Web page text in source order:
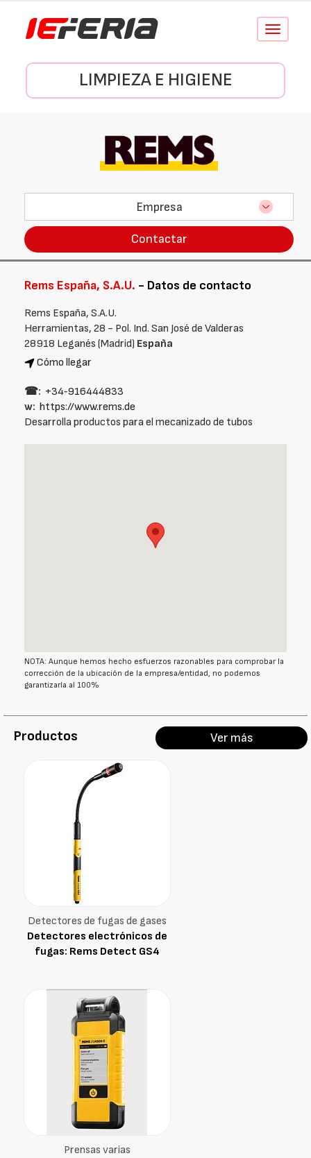
Conmutar
LIMPIEZA E HIGIENE
Empresa
Contactar
Rems España, S.A.U. - Datos de contacto
Rems España, S.A.U.
Herramientas, 28 - Pol. Ind. San José de Valderas
28918 Leganés (Madrid) España
Cómo llegar
☎: +34‑916444833
w: https://www.rems.de
Desarrolla productos para el mecanizado de tubos
NOTA: Aunque hemos hecho esfuerzos razonables para comprobar la
corrección de la ubicación de la empresa/entidad, no podemos
garantizarla al 100%
Productos Ver más
Detectores de fugas de gases
Detectores electrónicos de
fugas: Rems Detect GS4
Prensas varias